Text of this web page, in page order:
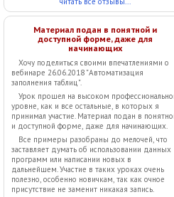
Материал подан в понятной и
доступной форме, даже для
начинающих
Хочу поделиться своими впечатлениями о
вебинаре 26.06.2018 "Автоматизация
заполнения таблиц".
Урок прошел на высоком
уровне, как и все остальные, в которых я
принимал участие. Материал подан в
и доступной форме, даже для начинающих.
Все примеры разобраны до мелочей, что
заставляет думать об использовании данных
программ или написании новых в
дальнейшем. Участие в таких уроках очень
полезно, особенно новичкам, так как очное
присутствие не заменит никакая запись.